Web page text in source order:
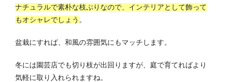
ナチュラルで素朴な枝ぶりなので、インテリアとして飾って
もオシャレでしょう 。
盆栽にすれば、和風の雰囲気にもマッチします。
冬には園芸店でも切り枝が出回りますが、庭で育てればより
気軽に取り入れられますね。